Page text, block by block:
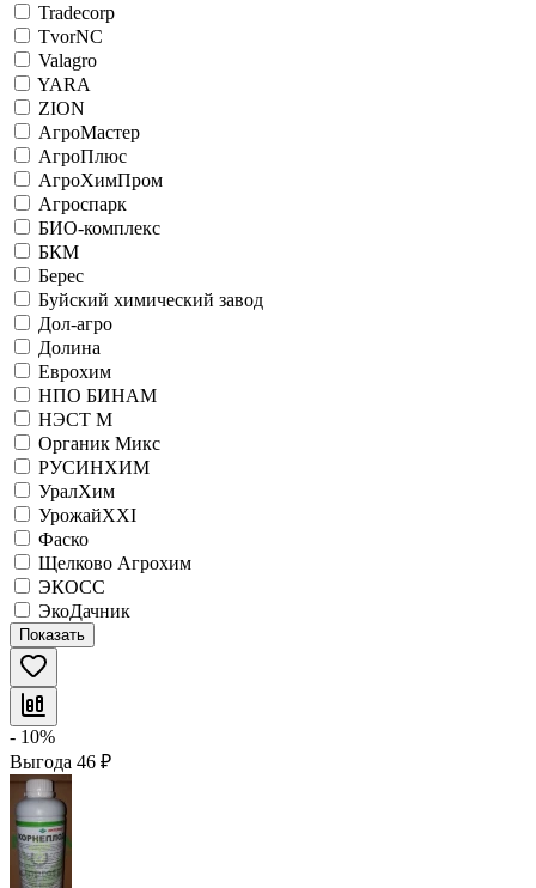
Tradecorp
TvorNC
Valagro
YARA
ZION
АгроМастер
АгроПлюс
АгроХимПром
Агроспарк
БИО-комплекс
БКМ
Берес
Буйский химический завод
Дол-агро
Долина
Еврохим
НПО БИНАМ
НЭСТ М
Органик Микс
РУСИНХИМ
УралХим
УрожайХХI
Фаско
Щелково Агрохим
ЭКОСС
ЭкоДачник
Показать
- 10%
Выгода 46 ₽